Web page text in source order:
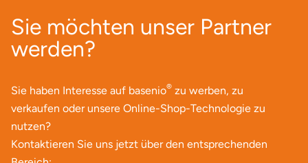
Sie möchten unser Partner
werden?
Sie haben Interesse auf basenio® zu werben, zu
verkaufen oder unsere Online-Shop-Technologie zu
nutzen?
Kontaktieren Sie uns jetzt über den entsprechenden